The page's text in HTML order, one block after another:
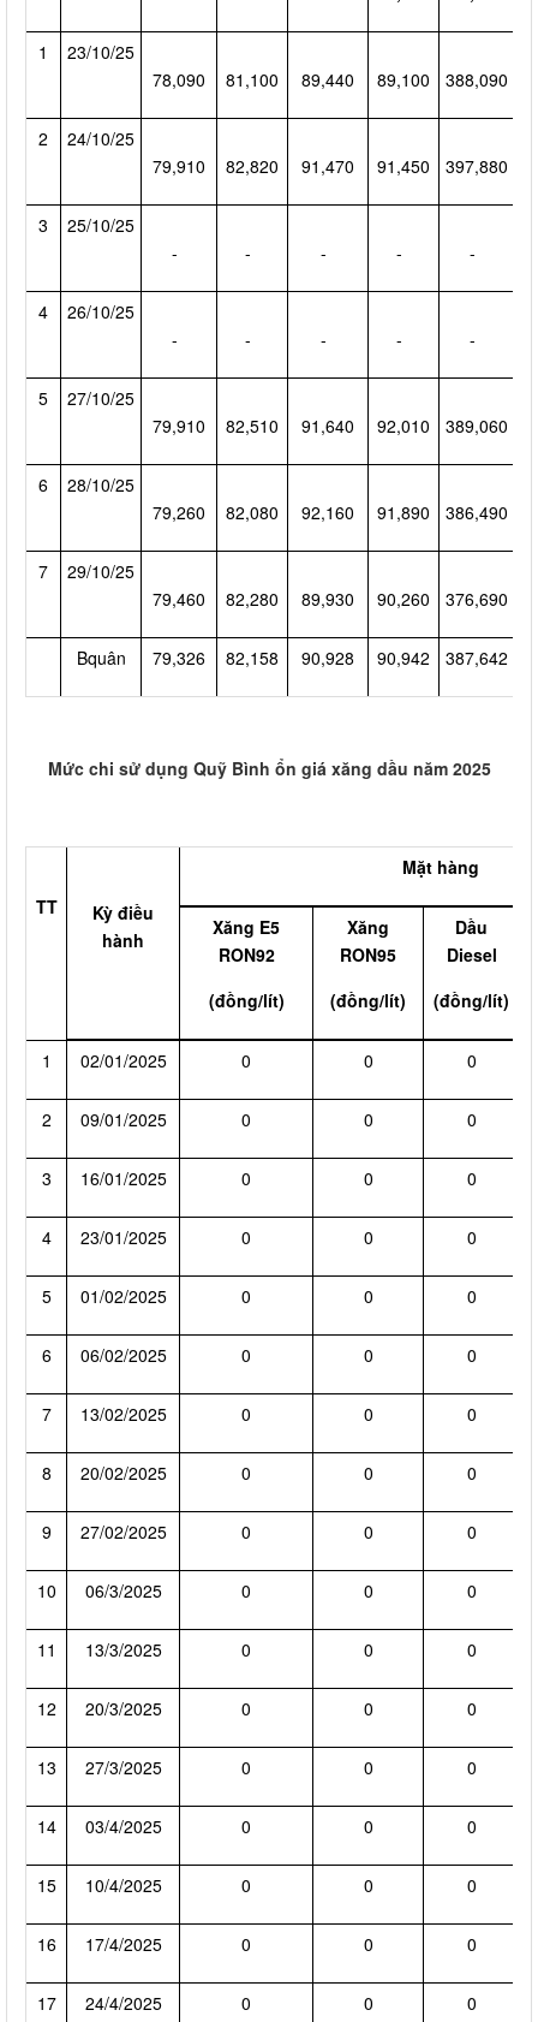
1
23/10/25
78,090
81,100 89,440 89,100 388,090
2
24/10/25
79,910
82,820 91,470 91,450 397,880
3
25/10/25
-
- - - -
4
26/10/25
-
- - - -
5
27/10/25
79,910
82,510 91,640 92,010 389,060
6
28/10/25
79,260
82,080 92,160 91,890 386,490
7
29/10/25
79,460
82,280 89,930 90,260 376,690
Bquân 79,326 82,158 90,928 90,942 387,642
Mức chi sử dụng Quỹ Bình ổn giá xăng dầu năm 2025
TT
Kỳ điều
hành
Mặt hàng
Xăng E5
RON92
(đồng/lít)
Xăng
RON95
(đồng/lít)
Dầu
Diesel
(đồng/lít)
1 02/01/2025 0 0 0
2 09/01/2025 0 0 0
3 16/01/2025 0 0 0
4 23/01/2025 0 0 0
5 01/02/2025 0 0 0
6 06/02/2025 0 0 0
7 13/02/2025 0 0 0
8 20/02/2025 0 0 0
9 27/02/2025 0 0 0
10 06/3/2025 0 0 0
11 13/3/2025 0 0 0
12 20/3/2025 0 0 0
13 27/3/2025 0 0 0
14 03/4/2025 0 0 0
15 10/4/2025 0 0 0
16 17/4/2025 0 0 0
17 24/4/2025 0 0 0